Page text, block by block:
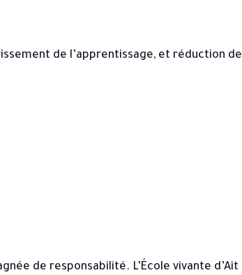
de l’apprentissage, et réduction de
de responsabilité. L’École vivante d’Ait